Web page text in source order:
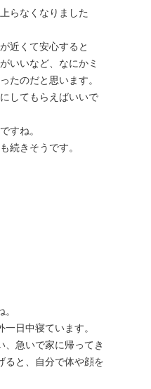
らなくなりました
近くて安心すると
いいなど、なにかミ
たのだと思います。
してもらえばいいで
すね。
続きそうです。
日中寝ています。
、急いで家に帰ってき
ると、自分で体や顔を